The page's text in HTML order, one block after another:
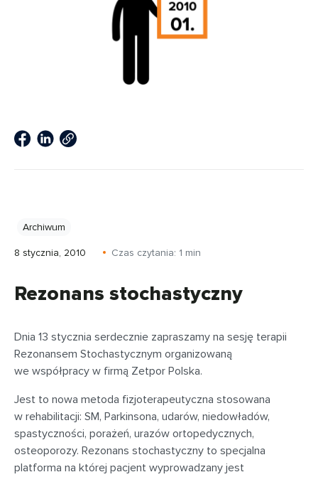
Archiwum
8 stycznia, 2010 Czas czytania: 1 min
Rezonans stochastyczny
Dnia 13 stycznia serdecznie zapraszamy na sesję terapii
Rezonansem Stochastycznym organizowaną
we współpracy w firmą Zetpor Polska.
Jest to nowa metoda fizjoterapeutyczna stosowana
w rehabilitacji: SM, Parkinsona, udarów, niedowładów,
spastyczności, porażeń, urazów ortopedycznych,
osteoporozy. Rezonans stochastyczny to specjalna
platforma na której pacjent wyprowadzany jest